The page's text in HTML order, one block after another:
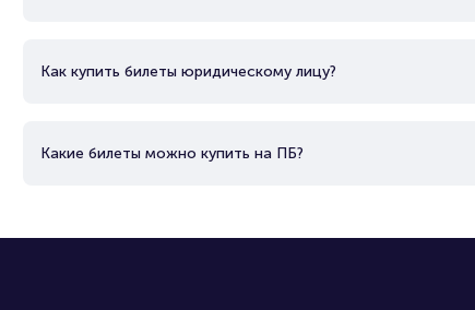
Как купить билеты юридическому лицу?
Какие билеты можно купить на ПБ?